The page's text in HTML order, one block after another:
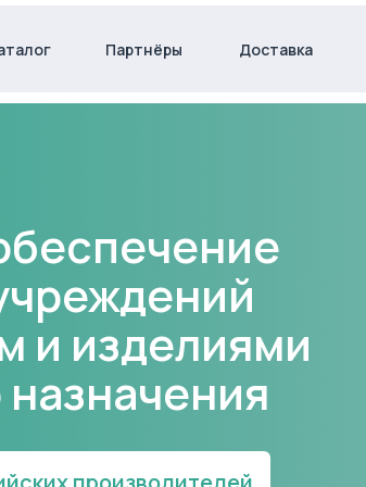
Партнёры Доставка
Партнёры Доставка
и изделиями